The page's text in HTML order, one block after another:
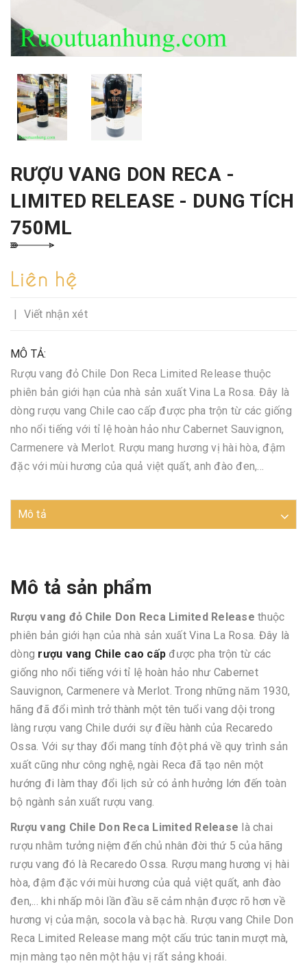
RƯỢU VANG DON RECA -
LIMITED RELEASE - DUNG TÍCH
750ML
Liên hệ
Viết nhận xét
MÔ TẢ:
Rượu vang đỏ Chile Don Reca Limited Release thuộc
phiên bản giới hạn của nhà sản xuất Vina La Rosa. Đây là
dòng rượu vang Chile cao cấp được pha trộn từ các giống
nho nổi tiếng với tỉ lệ hoàn hảo như Cabernet Sauvignon,
Carmenere và Merlot. Rượu mang hương vị hài hòa, đậm
đặc với mùi hương của quả việt quất, anh đào đen,...
Mô tả
Mô tả sản phẩm
Rượu vang đỏ Chile Don Reca Limited Release thuộc
phiên bản giới hạn của nhà sản xuất Vina La Rosa. Đây là
dòng rượu vang Chile cao cấp được pha trộn từ các
giống nho nổi tiếng với tỉ lệ hoàn hảo như Cabernet
Sauvignon, Carmenere và Merlot. Trong những năm 1930,
hãng đã đổi mình trở thành một tên tuổi vang dội trong
làng rượu vang Chile dưới sự điều hành của Recaredo
Ossa. Với sự thay đổi mang tính đột phá về quy trình sản
xuất cũng như công nghệ, ngài Reca đã tạo nên một
hướng đi làm thay đổi lịch sử có ảnh hưởng lớn đến toàn
bộ ngành sản xuất rượu vang.
Rượu vang Chile Don Reca Limited Release là chai
rượu nhằm tưởng niệm đến chủ nhân đời thứ 5 của hãng
rượu vang đó là Recaredo Ossa. Rượu mang hương vị hài
hòa, đậm đặc với mùi hương của quả việt quất, anh đào
đen,... khi nhấp môi lần đầu sẽ cảm nhận được rõ hơn về
hương vị của mận, socola và bạc hà. Rượu vang Chile Don
Reca Limited Release mang một cấu trúc tanin mượt mà,
mịn màng tạo nên một hậu vị rất sảng khoái.